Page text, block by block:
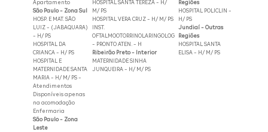
Apartamento
São Paulo - Zona Sul
HOSP. E MAT. SÃO
LUIZ - (JABAQUARA)
- H/ PS
HOSPITAL DA
CRIANCA - H/ PS
HOSPITAL E
MATERNIDADE SANTA
MARIA - H/ M/ PS -
Atendimentos
Disponíveis apenas
na acomodação
Enfermaria
São Paulo - Zona
Leste
HOSPITAL SANTA TEREZA - H/
M/ PS
HOSPITAL VERA CRUZ - H/ M/ PS
INST.
OFTALMOOTORRINOLARINGOLOG
- PRONTO ATEN. - H
Ribeirão Preto - Interior
MATERNIDADE SINHA
JUNQUEIRA - H/ M/ PS
Regiões
HOSPITAL POLICLIN -
H/ PS
Jundiaí - Outras
Regiões
HOSPITAL SANTA
ELISA - H/ M/ PS